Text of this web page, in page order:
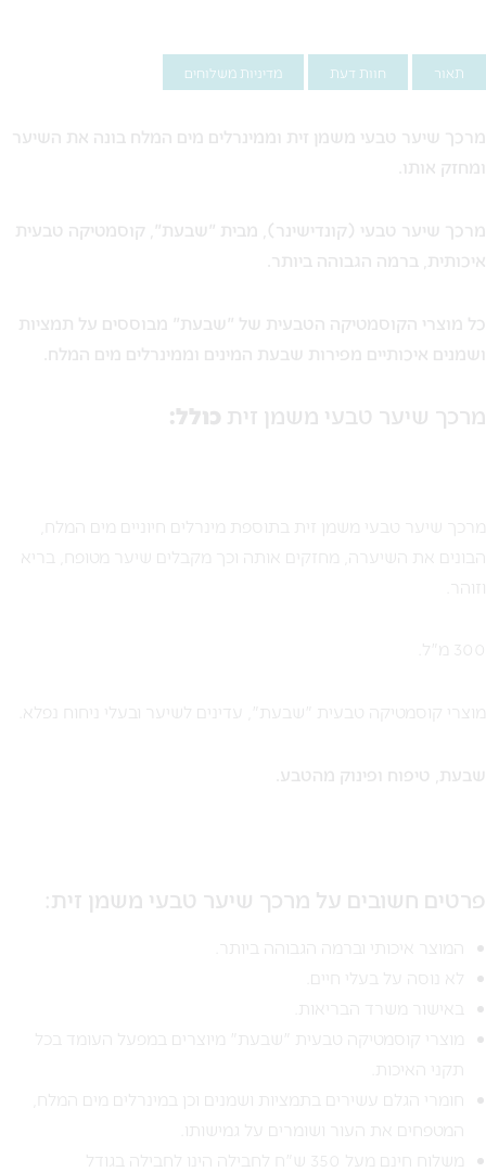
תאור חוות דעת מדיניות משלוחים
מרכך שיער טבעי משמן זית וממינרלים מים המלח בונה את השיער
ומחזק אותו.
מרכך שיער טבעי (קונדישינר), מבית "שבעת", קוסמטיקה טבעית
איכותית, ברמה הגבוהה ביותר.
כל מוצרי הקוסמטיקה הטבעית של "שבעת" מבוססים על תמציות
ושמנים איכותיים מפירות שבעת המינים וממינרלים מים המלח.
מרכך שיער טבעי משמן זית כולל:
מרכך שיער טבעי משמן זית בתוספת מינרלים חיוניים מים המלח,
הבונים את השיערה, מחזקים אותה וכך מקבלים שיער מטופח, בריא
וזוהר.
300 מ"ל.
מוצרי קוסמטיקה טבעית "שבעת", עדינים לשיער ובעלי ניחוח נפלא.
שבעת, טיפוח ופינוק מהטבע.
פרטים חשובים על מרכך שיער טבעי משמן זית:
המוצר איכותי וברמה הגבוהה ביותר.
לא נוסה על בעלי חיים.
באישור משרד הבריאות.
מוצרי קוסמטיקה טבעית "שבעת" מיוצרים במפעל העומד בכל
תקני האיכות.
חומרי הגלם עשירים בתמציות ושמנים וכן במינרלים מים המלח,
המטפחים את העור ושומרים על גמישותו.
משלוח חינם מעל 350 ש"ח לחבילה הינו לחבילה בגודל